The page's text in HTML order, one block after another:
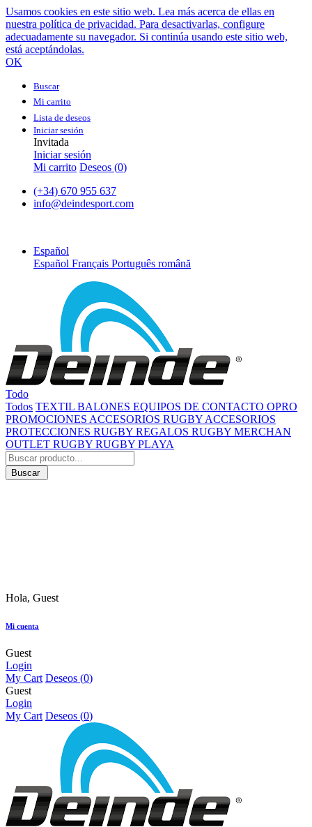
Usamos cookies en este sitio web. Lea más acerca de ellas en
nuestra política de privacidad. Para desactivarlas, configure
adecuadamente su navegador. Si continúa usando este sitio web,
está aceptándolas.
OK
Buscar
Mi carrito
Lista de deseos
Iniciar sesión
Invitada
Iniciar sesión
Mi carrito Deseos (0)
(+34) 670 955 637
info@deindesport.com
Español
Español Français Português română
Todo
Todos TEXTIL BALONES EQUIPOS DE CONTACTO OPRO
PROMOCIONES ACCESORIOS RUGBY ACCESORIOS
PROTECCIONES RUGBY REGALOS RUGBY MERCHAN
OUTLET RUGBY RUGBY PLAYA
Buscar
Hola, Guest
Mi cuenta
Guest
Login
My Cart Deseos (0)
Guest
Login
My Cart Deseos (0)